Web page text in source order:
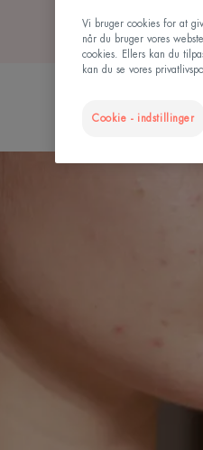
Vi bruger cookies for at
når du bruger vores
cookies. Ellers kan du
kan du se vores
Cookie - indstillinger